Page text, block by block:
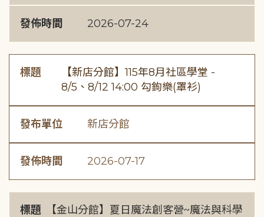
發佈時間 2026-07-24
標題
【新店分館】115年8月社區學堂 -
8/5、8/12 14:00 勾鉤樂(罩衫)
發布單位 新店分館
發佈時間 2026-07-17
標題
【金山分館】夏日魔法創客營~魔法與科學